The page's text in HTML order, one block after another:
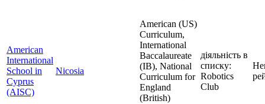
American
International
School in
Cyprus
(AISC)
Nicosia
American (US)
Curriculum,
International
Baccalaureate
(IB), National
Curriculum for
England
(British)
діяльність в
списку:
Robotics
Club